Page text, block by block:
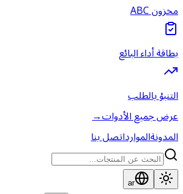
مخزون ABC
بطاقة أداء البائع
التنبؤ بالطلب
عرض جميع الأدوات→
المدونةالموارداتصل بنا
ar